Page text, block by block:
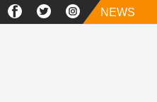
NEWS